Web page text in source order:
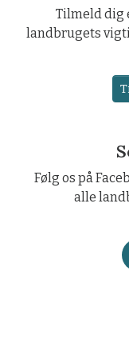
Tilmeld dig
landbrugets
Følg os på
alle